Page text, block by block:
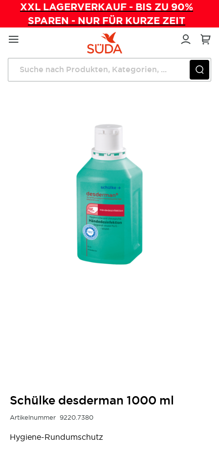
XXL LAGERVERKAUF - BIS ZU 90%
SPAREN - NUR FÜR KURZE ZEIT
Direkt
zum
Inhalt
Startseite Praxishygiene Schülke desderman 1000 ml
Schülke desderman 1000 ml
Artikelnummer 9220.7380
Hygiene-Rundumschutz